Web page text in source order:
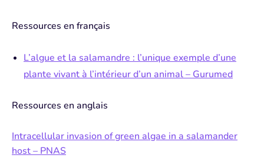
Ressources en français
L’algue et la salamandre : l’unique exemple d’une
plante vivant à l’intérieur d’un animal – Gurumed⁠⁠
Ressources en anglais
Intracellular invasion of green algae in a salamander
host – PNAS